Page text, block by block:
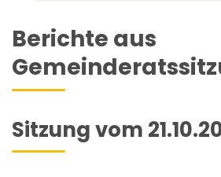
Berichte aus
Sitzung vom